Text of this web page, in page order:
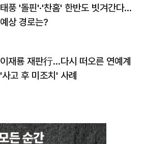
태풍 '돌핀'·'찬홈' 한반도 빗겨간다…
예상 경로는?
이재룡 재판行…다시 떠오른 연예계
'사고 후 미조치' 사례